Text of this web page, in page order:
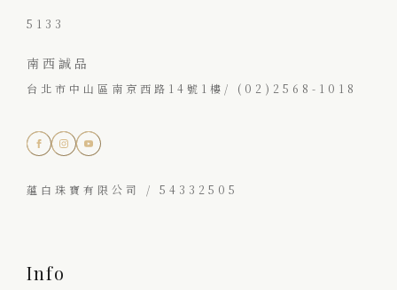
5133
南西誠品
台北市中山區南京西路14號1樓/ (02)2568-1018
蘊白珠寶有限公司 / 54332505
Info